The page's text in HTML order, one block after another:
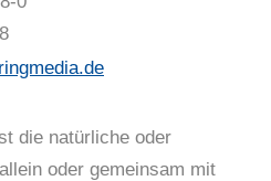
die natürliche oder
oder gemeinsam mit